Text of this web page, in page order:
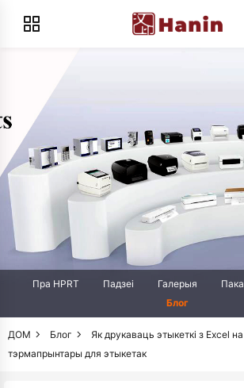
Пра HPRT Падзеі Галерыя
Блог
ДОМ Блог
Як друкаваць этыкеткі з Excel
тэрмапрынтары для этыкетак